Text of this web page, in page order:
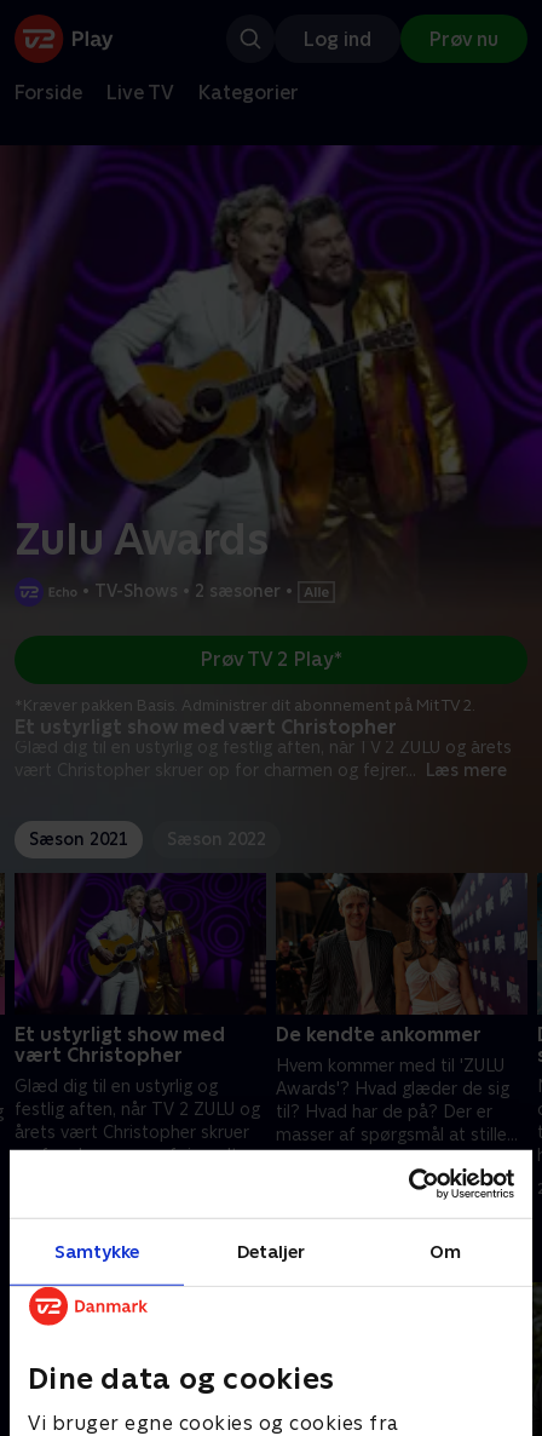
Samtykke Detaljer Om
Dine data og cookies
Vi bruger egne cookies og cookies fra
Log ind Prøv nu
Forside Live TV Kategorier
Zulu Awards
• TV-Shows • 2 sæsoner •
Et ustyrligt show med vært Christopher
Glæd dig til en ustyrlig og festlig aften, når TV 2 ZULU og årets
vært Christopher skruer op for charmen og fejrer... Læs mere
Prøv TV 2 Play*
*Kræver pakken Basis. Administrer dit abonnement på Mit TV 2.
Sæson 2021 Sæson 2022
Et ustyrligt show med
vært Christopher
Glæd dig til en ustyrlig og
festlig aften, når TV 2 ZULU og
årets vært Christopher skruer
op for charmen og fejrer alt
De kendte ankommer
Hvem kommer med til 'ZULU
Awards'? Hvad glæder de sig
til? Hvad har de på? Der er
masser af spørgsmål at stille
på den røde løber inden årets
20. februar 2022 • 29 min
Andre så også